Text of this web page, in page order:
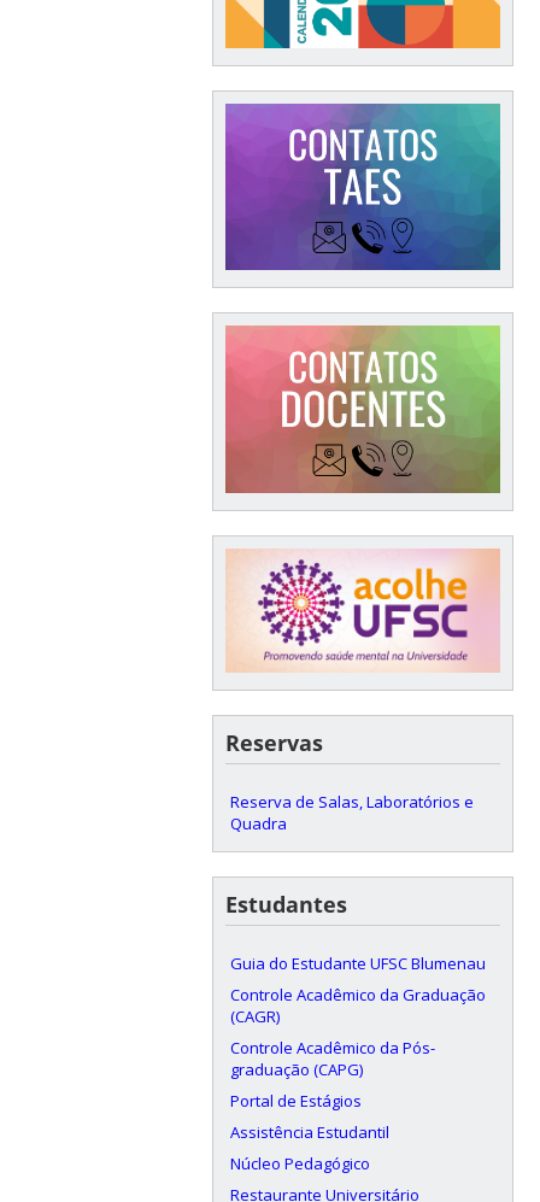
Reservas
Reserva de Salas, Laboratórios e
Quadra
Estudantes
Guia do Estudante UFSC Blumenau
Controle Acadêmico da Graduação
(CAGR)
Controle Acadêmico da Pós-
graduação (CAPG)
Portal de Estágios
Assistência Estudantil
Núcleo Pedagógico
Restaurante Universitário